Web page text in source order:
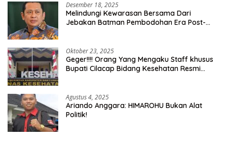
Desember 18, 2025
Melindungi Kewarasan Bersama Dari
Jebakan Batman Pembodohan Era Post-
Oktober 23, 2025
Geger!!!! Orang Yang Mengaku Staff khusus
Bupati Cilacap Bidang Kesehatan Resmi
Agustus 4, 2025
Ariando Anggara: HIMAROHU Bukan Alat
Politik!